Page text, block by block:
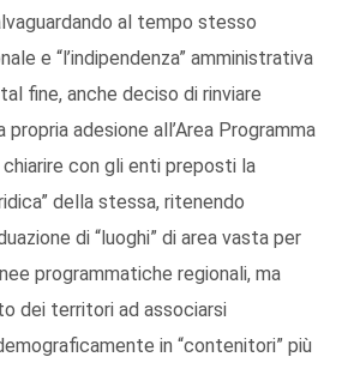
al tempo stesso
e “l’indipendenza” amministrativa
fine, anche deciso di rinviare
propria adesione all’Area Programma
chiarire con gli enti preposti la
della stessa, ritenendo
di “luoghi” di area vasta per
programmatiche regionali, ma
dei territori ad associarsi
in “contenitori” più